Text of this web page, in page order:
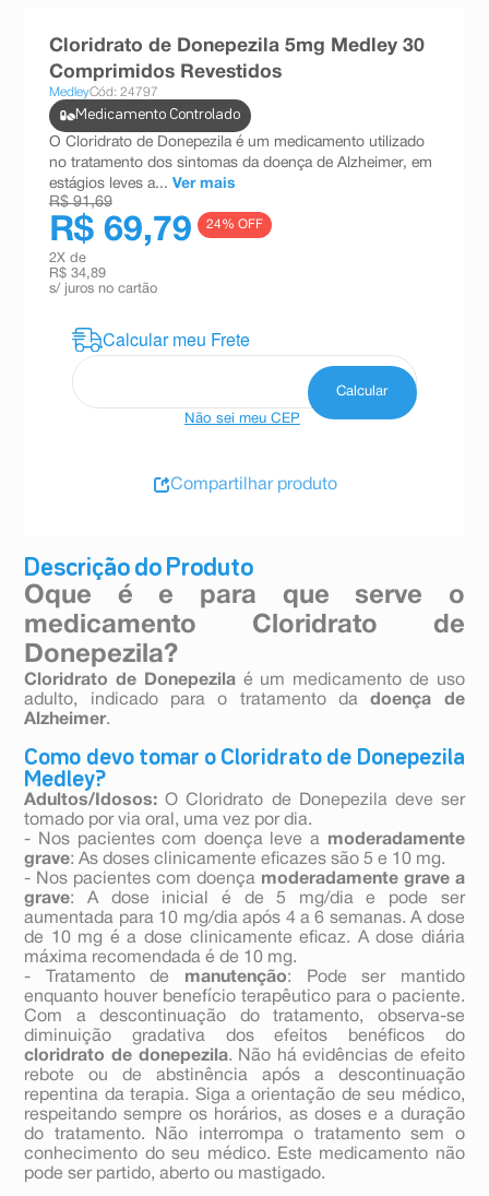
teste gravidez
10ºesmalte
Descrição do Produto
Oque é e para que serve o
medicamento Cloridrato de
Donepezila?
Cloridrato de Donepezilaé um medicamento de uso
adulto, indicado para o tratamento dadoença de
Alzheimer.
Como devo tomar o Cloridrato de Donepezila
Medley?
Adultos/Idosos: O Cloridrato de Donepezila deve ser
tomado por via oral, uma vez por dia.
- Nos pacientes com doença leve a moderadamente
grave: As doses clinicamente eficazes são 5 e 10 mg.
- Nos pacientes com doença moderadamente grave a
grave: A dose inicial é de 5 mg/dia e pode ser
aumentada para 10 mg/dia após 4 a 6 semanas. A dose
de 10 mg é a dose clinicamente eficaz. A dose diária
máxima recomendada é de 10 mg.
- Tratamento de manutenção: Pode ser mantido
enquanto houver benefício terapêutico para o paciente.
Com a descontinuação do tratamento, observa-se
diminuição gradativa dos efeitos benéficos do
cloridrato de donepezila. Não há evidências de efeito
rebote ou de abstinência após a descontinuação
repentina da terapia. Siga a orientação de seu médico,
respeitando sempre os horários, as doses e a duração
do tratamento. Não interrompa o tratamento sem o
conhecimento do seu médico. Este medicamento não
pode ser partido, aberto ou mastigado.
Cloridrato de Donepezila 5mg Medley 30
Comprimidos Revestidos
MedleyCód: 24797
Medicamento Controlado
O Cloridrato de Donepezila é um medicamento utilizado
no tratamento dos sintomas da doença de Alzheimer, em
estágios leves a... Ver mais
R$ 91,69
R$ 69,79 24% OFF
2X de
R$ 34,89
s/ juros no cartão
Não sei meu CEP
Compartilhar produto